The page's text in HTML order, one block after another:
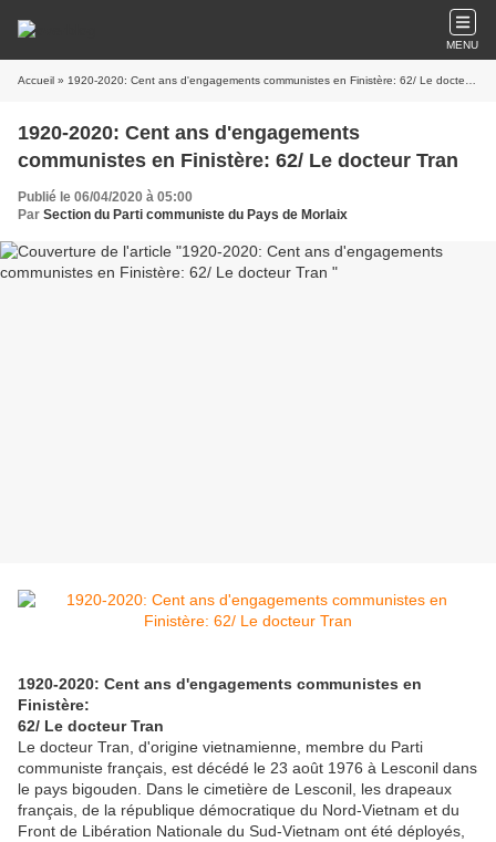
MENU
Accueil » 1920-2020: Cent ans d'engagements communistes en Finistère: 62/ Le docteur Tran
1920-2020: Cent ans d'engagements
communistes en Finistère: 62/ Le docteur Tran
Publié le 06/04/2020 à 05:00
Par Section du Parti communiste du Pays de Morlaix
1920-2020: Cent ans d'engagements communistes en
Finistère:
62/ Le docteur Tran
Le docteur Tran, d'origine vietnamienne, membre du Parti
communiste français, est décédé le 23 août 1976 à Lesconil dans
le pays bigouden. Dans le cimetière de Lesconil, les drapeaux
français, de la république démocratique du Nord-Vietnam et du
Front de Libération Nationale du Sud-Vietnam ont été déployés,